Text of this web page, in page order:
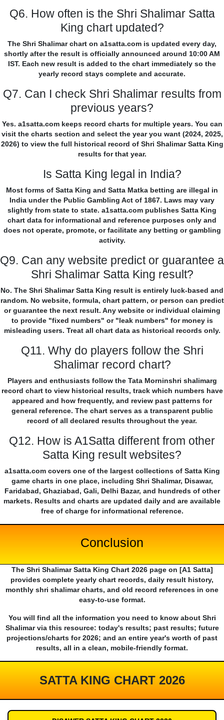
Q6. How often is the Shri Shalimar Satta
King chart updated?
The Shri Shalimar chart on a1satta.com is updated every day,
shortly after the result is officially announced around 10:00 AM
IST. Each new result is added to the chart immediately so the
yearly record stays complete and accurate.
Q7. Can I check Shri Shalimar results from
previous years?
Yes. a1satta.com keeps record charts for multiple years. You can
visit the charts section and select the year you want (2024, 2025,
2026) to view the full historical record of Shri Shalimar Satta King
results for that year.
Is Satta King legal in India?
Most forms of Satta King and Satta Matka betting are illegal in
India under the Public Gambling Act of 1867. Laws may vary
slightly from state to state. a1satta.com publishes Satta King
chart data for informational and reference purposes only and
does not operate, promote, or facilitate any betting or gambling
activity.
Q9. Can any website predict or guarantee a
Shri Shalimar Satta King result?
No. The Shri Shalimar Satta King result is entirely luck-based and
random. No website, formula, chart pattern, or person can predict
or guarantee the next result. Any website or individual claiming
to provide "fixed numbers" or "leak numbers" for money is
misleading users. Treat all chart data as historical records only.
Q11. Why do players follow the Shri
Shalimar record chart?
Players and enthusiasts follow the Tata Morninshri shalimarg
record chart to view historical results, track which numbers have
appeared and how frequently, and review past patterns for
general reference. The chart serves as a transparent public
record of all declared results throughout the year.
Q12. How is A1Satta different from other
Satta King result websites?
a1satta.com covers one of the largest collections of Satta King
game charts in one place, including Shri Shalimar, Disawar,
Faridabad, Ghaziabad, Gali, Delhi Bazar, and hundreds of other
markets. Results and charts are updated daily and are available
free of charge for informational reference.
Conclusion
The Shri Shalimar Satta King Chart 2026 page on [A1 Satta]
provides complete yearly chart records, daily result history,
monthly shri shalimar charts, and old record references in one
easy-to-use format.
You will find all the information you need to know about Shri
Shalimar via this resource: today's results; past results; future
projections/charts for 2026; and an entire year's worth of past
results, all in a clean, mobile-friendly format.
SATTA KING CHART 2026